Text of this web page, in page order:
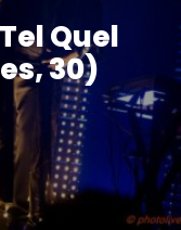
Quel
30)